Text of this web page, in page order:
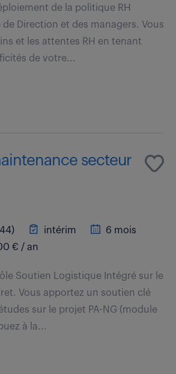
de la politique RH
Direction et des managers. Vous
et les attentes RH en tenant
de votre...
secteur
intérim
6 mois
€ / an
Soutien Logistique Intégré sur le
Vous apportez un soutien clé
sur le projet PA-NG (module
à la...